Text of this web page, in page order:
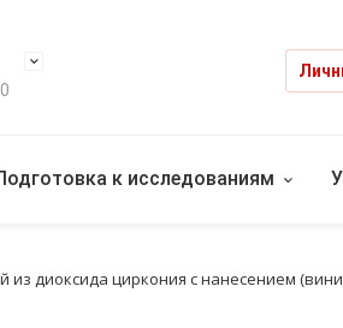
к исследованиям
диоксида циркония с нанесением